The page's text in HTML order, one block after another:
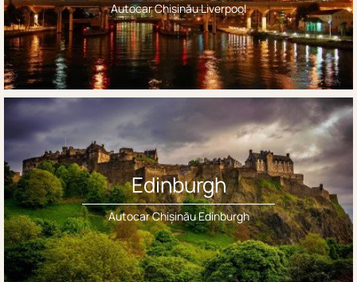
Autocar Chișinău Liverpool
Edinburgh
Autocar Chișinău Edinburgh